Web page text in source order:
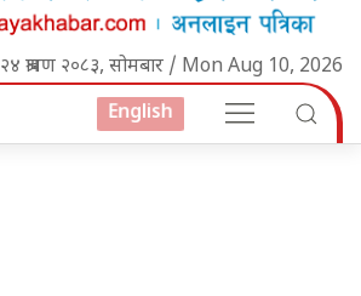
२४ श्रावण २०८३, सोमबार / Mon Aug 10, 2026
English